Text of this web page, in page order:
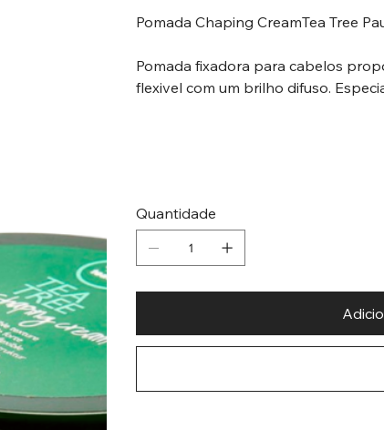
Pomada Chaping CreamTea Tree
Pomada fixadora para cabelos
flexivel com um brilho difuso.
Quantidade